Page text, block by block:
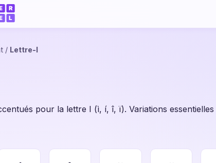
/ Lettre-I
pour la lettre I (ì, í, î, ï). Variations